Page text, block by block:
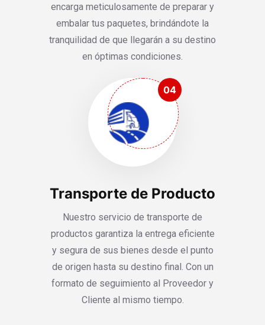
encarga meticulosamente de preparar y
embalar tus paquetes, brindándote la
tranquilidad de que llegarán a su destino
en óptimas condiciones.
04
Transporte de Producto
Nuestro servicio de transporte de
productos garantiza la entrega eficiente
y segura de sus bienes desde el punto
de origen hasta su destino final. Con un
formato de seguimiento al Proveedor y
Cliente al mismo tiempo.